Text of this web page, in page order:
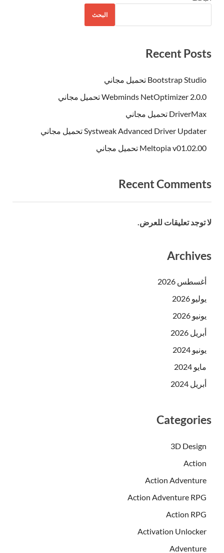
البحث
Recent Posts
Bootstrap Studio تحميل مجاني
Webminds NetOptimizer 2.0.0 تحميل مجاني
DriverMax تحميل مجاني
Systweak Advanced Driver Updater تحميل مجاني
Meltopia v01.02.00 تحميل مجاني
Recent Comments
لا توجد تعليقات للعرض.
Archives
أغسطس 2026
يوليو 2026
يونيو 2026
أبريل 2026
يونيو 2024
مايو 2024
أبريل 2024
Categories
3D Design
Action
Action Adventure
Action Adventure RPG
Action RPG
Activation Unlocker
Adventure